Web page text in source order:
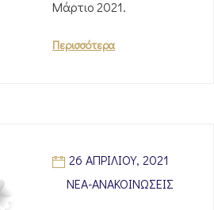
Μάρτιο 2021.
Περισσότερα
26 ΑΠΡΙΛΊΟΥ, 2021
ΝΈΑ-ΑΝΑΚΟΙΝΏΣΕΙΣ